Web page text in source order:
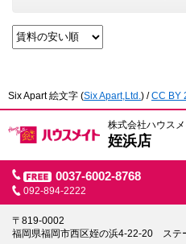
Six Apart 絵文字 (Six Apart,Ltd.) /CC BY
株式会社ハウス
姪浜店
0037-6002-8768
092-894-2222
〒819-0002
福岡県福岡市西区姪の浜4-22-20 ステ